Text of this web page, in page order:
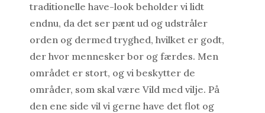
traditionelle have-look beholder vi lidt
endnu, da det ser pænt ud og udstråler
orden og dermed tryghed, hvilket er godt,
der hvor mennesker bor og færdes. Men
området er stort, og vi beskytter de
områder, som skal være Vild med vilje. På
den ene side vil vi gerne have det flot og